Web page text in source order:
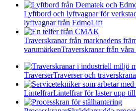
Lyftbord och lyftvagnar för
lyftvagnar från EdmoLift
Traverskranar från marknadens
varumärkenTraverskranar från
TraverserTraverser och
LintelfrarLintelfrar för laster upp